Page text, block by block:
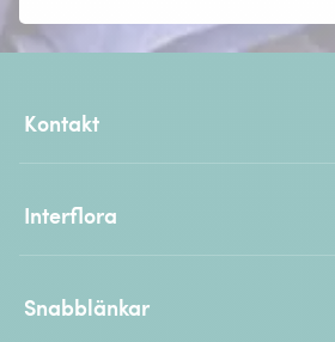
Kontakt
Interflora
Snabblänkar